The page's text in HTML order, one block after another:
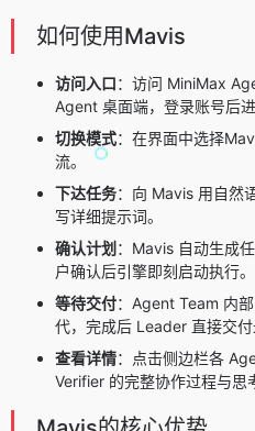
如何使用Mavis
访问入口：访问 MiniMax
Agent 桌面端，登录账号后进
切换模式：在界面中选择
流。
下达任务：向 Mavis 用自然
写详细提示词。
确认计划 ：Mavis 自动生成
户确认后引擎即刻启动执行。
等待交付：Agent Team 内
代，完成后 Leader 直接交付
查看详情：点击侧边栏各
Verifier 的完整协作过程与思